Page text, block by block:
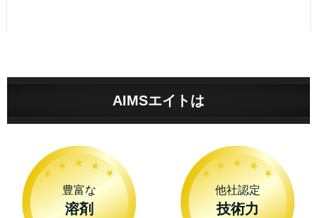
AIMSエイトは
豊富な
溶剤
他社認定
技術力